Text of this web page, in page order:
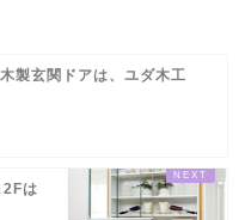
木製玄関ドアは、ユダ木工
2Fは